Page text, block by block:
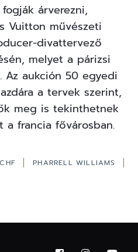
árverezni,
Vuitton művészeti
divattervező
melyet a párizsi
aukción 50 egyedi
a tervek szerint,
meg is tekinthetnek
a francia fővárosban.
PHARRELL WILLIAMS